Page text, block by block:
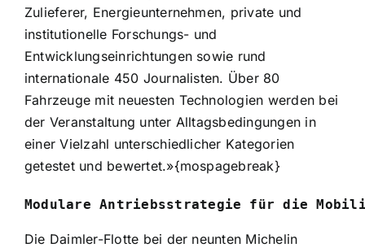
Zulieferer, Energieunternehmen, private und
institutionelle Forschungs- und
Entwicklungseinrichtungen sowie rund
internationale 450 Journalisten. Über 80
Fahrzeuge mit neuesten Technologien werden bei
der Veranstaltung unter Alltagsbedingungen in
einer Vielzahl unterschiedlicher Kategorien
getestet und bewertet.»{mospagebreak}
Modulare Antriebsstrategie für die
Die Daimler-Flotte bei der neunten Michelin